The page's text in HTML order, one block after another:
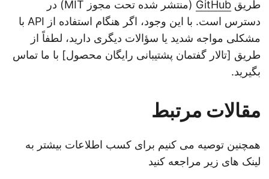
طریقGitHub
(منتشر شده تحت مجوز MIT) در
دسترس است. با این وجود، اگر هنگام استفاده از API با
مشکلی مواجه شدید یا سؤالات دیگری دارید، لطفاً از
طریق [تالار گفتمان پشتیبانی رایگان محصول] با ما تماس
بگیرید.
مقالات مرتبط
همچنین توصیه می کنیم برای کسب اطلاعات بیشتر به
لینک های زیر مراجعه کنید